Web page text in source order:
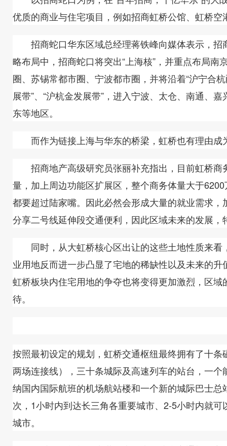
优质的商业与住宅项目，例如招商虹桥公馆、虹桥
招商蛇口华东区域总经理蒋铁峰向媒体表示，招
略布局中，招商蛇口将突出“上海核”，并重点布局南
圈、苏锡常都市圈、宁波都市圈，并将沿着“沪宁合
展带”、“沪杭金发展带”，进入宁波、太仓、南通、
东等地区。
而作为链接上海与华东的桥梁，虹桥也有理由成
招商地产高级研究员张丽补充指出，目前虹桥商
量，加上周边功能区扩展区，整个商务体量大于
都要超过陆家嘴。因此必然会形成大量的就业需求
分享二号线延伸段交通便利，因此区域未来的发展
同时，从大虹桥核心区出让的这些土地性质来看
业用地反而进一步凸显了宅地的稀缺性以及未来的
虹桥板块内住宅用地的争夺也将变得更加激烈，区
待。
按照最初设定的规划，虹桥交通枢纽最终拥有了十
两场连接线），三十条城际及高速列车的站台，一
纳国内国际航班的机场航站楼和一个新的城际巴士
次，1小时内到达长三角各重要城市、2-5小时内就
城市。